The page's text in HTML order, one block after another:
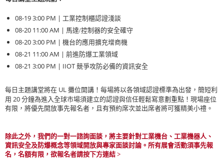
08-19 3:00 PM | 工業控制櫃認證淺談
08-20 11:00 AM | 馬達/控制器的安全確守
08-20 3:00 PM | 機台的應用擴充增商機
08-21 11:00 AM | 前進防爆工業領域
08-21 3:00 PM | IIOT 競爭攻防必備的資訊安全
每日主題講堂將在 UL 攤位開講！每場將以各領域認證標準為出發，簡短利
用 20 分鐘為進入全球市場須建立的認證與信任輕鬆寫意劃重點！現場座位
有限，將優先開放事先報名者，且有預約席次並出席者將可獲精美小禮。
除此之外，我們的一對一諮詢面談，將主要針對工業機台、工業機器人、
資訊安全及防爆概念等領域開放與專家面談討論。所有展會活動須事先報
名，名額有限，欲報名者請按下方連結 >